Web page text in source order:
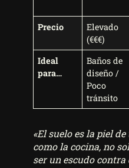
Precio
Elevado
(€€€)
Ideal
para…
Baños de
diseño /
Poco
tránsito
«El suelo es la piel
como la cocina, no
ser un escudo contra